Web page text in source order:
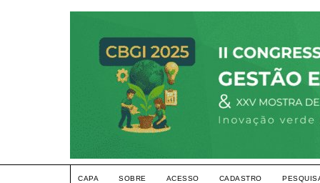
CAPA SOBRE ACESSO CADASTRO